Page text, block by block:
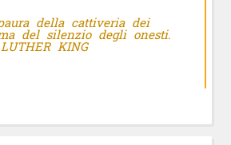
della cattiveria dei
del silenzio degli onesti.
KING